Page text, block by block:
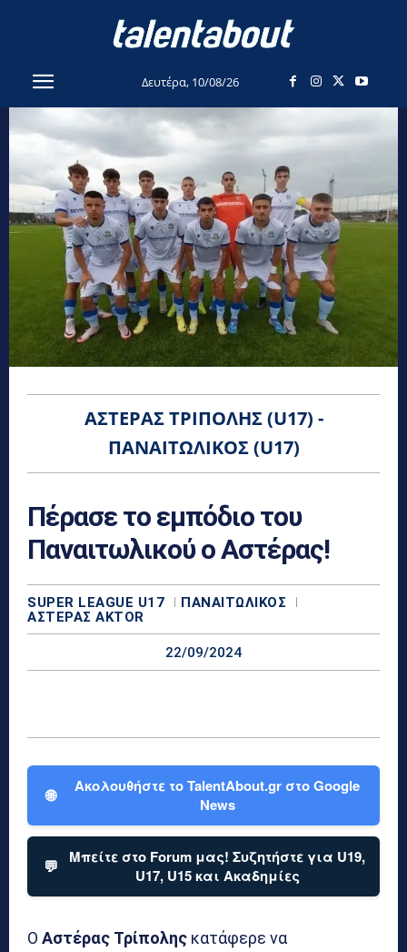
Δευτέρα, 10/08/26
ΑΣΤΈΡΑΣ ΤΡΊΠΟΛΗΣ (U17) -
ΠΑΝΑΙΤΩΛΙΚΌΣ (U17)
Πέρασε το εμπόδιο του
Παναιτωλικού ο Αστέρας!
SUPER LEAGUE U17
ΠΑΝΑΙΤΩΛΙΚΌΣ
ΑΣΤΈΡΑΣ AKTOR
22/09/2024
🌐
Ακολουθήστε το TalentAbout.gr στο Google
News
💬
Μπείτε στο Forum μας! Συζητήστε για U19,
U17, U15 και Ακαδημίες
Ο Αστέρας Τρίπολης κατάφερε να